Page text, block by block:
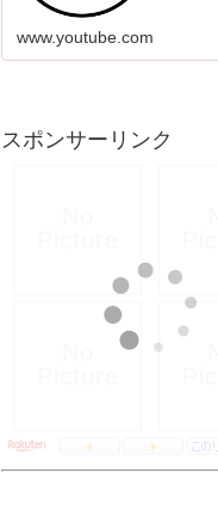
www.youtube.com
スポンサーリンク